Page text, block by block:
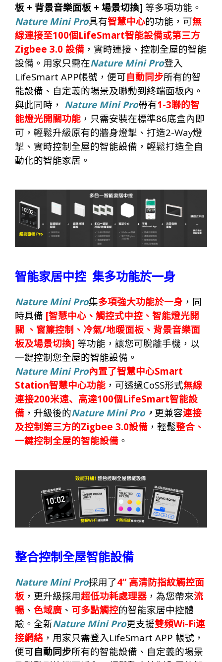
板 + 背景音樂面板 + 場景切換] 等多項功能。
Nature Mini Pro具有智慧中心的功能，可無
線連接至100個 LifeSmart智能設備或第三方
Zigbee 3.0 設備 ，實時連接、控制全屋的智能
設備。用家只需在Nature Mini Pro登入
LifeSmart APP帳號，便可自動同步所有的智
能設備、自定義的場景及聯動到終端面板內。
與此同時，
Nature Mini Pro帶有1-3聯的智
能燈光開關功能 ，只需安裝在標準86底盒內即
可，輕鬆升級原有的牆身燈掣、打造2-Way燈
掣、實時控制全屋的智能設備，輕鬆打造全自
動化的智能家居。
智能家居中控 集多功能於一身
Nature Mini Pro集多項強大功能於一身 ， 同
時具備 [智慧中心 、 觸控式中控 、智能燈光開
關
、 窗簾控制 、 冷氣/地暖面板 、 背景音樂面
板及場景切換] 等功能，讓您可脫離手機，以
一鍵控制 您全屋的智能設備 。
Nature Mini Pro內置了智慧中心Smart
Station智慧中心功能 ，可透過CoSS形式無線
連接200米遠、高達100個 LifeSmart智能設
備 ，升級後的Nature Mini Pro， 更兼容連接
及控制第三方的Zigbee 3.0設備 ，輕鬆整合 、
一鍵控制全屋的智能設備 。
整合控制全屋智能設備
Nature Mini Pro採用了4” 高清防指紋觸控面
板 ，更升級採用超低功耗處理器 ，為您帶來流
暢 、 色域廣 、 可多點觸控的智能家居中控體
驗。全新Nature Mini Pro更支援雙頻Wi-Fi連
接網絡 ，用家只需登入 LifeSmart APP 帳號，
便可自動同步所有的智能設備、自定義的場景